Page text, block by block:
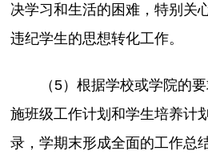
决学习和生活的困难，特别关
违纪学生的思想转化工作。
（5）根据学校或学院的
施班级工作计划和学生培养计
录，学期末形成全面的工作总结